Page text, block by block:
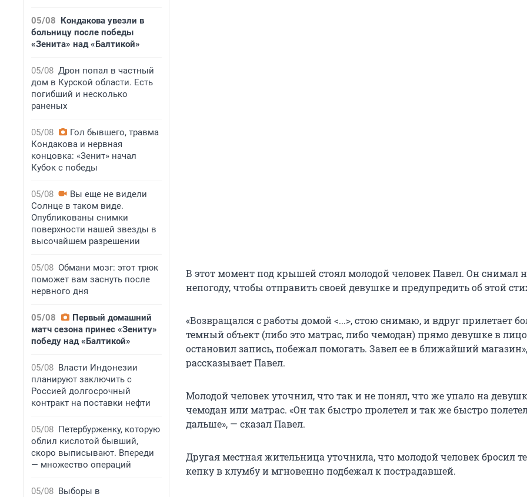
05/08 Кондакова увезли в
больницу после победы
«Зенита» над «Балтикой»
05/08 Дрон попал в частный
дом в Курской области. Есть
погибший и несколько
раненых
05/08
Гол бывшего, травма
Кондакова и нервная
концовка: «Зенит» начал
Кубок с победы
05/08
Вы еще не видели
Солнце в таком виде.
Опубликованы снимки
поверхности нашей звезды в
высочайшем разрешении
05/08 Обмани мозг: этот трюк
поможет вам заснуть после
нервного дня
05/08
Первый домашний
матч сезона принес «Зениту»
победу над «Балтикой»
05/08 Власти Индонезии
планируют заключить с
Россией долгосрочный
контракт на поставки нефти
05/08 Петербурженку, которую
облил кислотой бывший,
скоро выписывают. Впереди
— множество операций
05/08 Выборы в
В этот момент под крышей стоял молодой человек Павел. Он снимал
непогоду, чтобы отправить своей девушке и предупредить об этой
«Возвращался с работы домой <...>, стою снимаю, и вдруг прилетает
темный объект (либо это матрас, либо чемодан) прямо девушке в
остановил запись, побежал помогать. Завел ее в ближайший
рассказывает Павел.
Молодой человек уточнил, что так и не понял, что же упало на
чемодан или матрас. «Он так быстро пролетел и так же быстро
дальше», — сказал Павел.
Другая местная жительница уточнила, что молодой человек бросил
кепку в клумбу и мгновенно подбежал к пострадавшей.